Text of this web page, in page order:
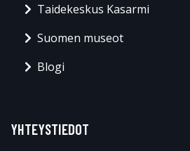
Taidekeskus Kasarmi
Suomen museot
Blogi
YHTEYSTIEDOT